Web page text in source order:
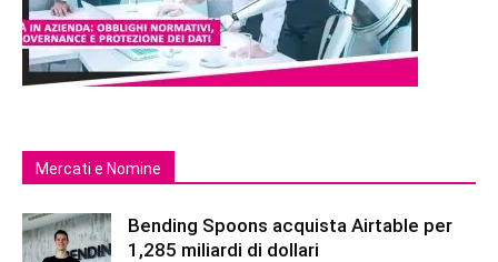
Mercati e Nomine
Bending Spoons acquista Airtable per
1,285 miliardi di dollari